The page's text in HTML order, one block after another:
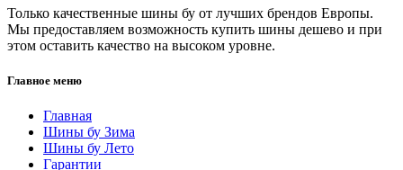
Только качественные шины бу от лучших брендов Европы.
Мы предоставляем возможность купить шины дешево и при
этом оставить качество на высоком уровне.
Главное меню
Главная
Шины бу Зима
Шины бу Лето
Гарантии